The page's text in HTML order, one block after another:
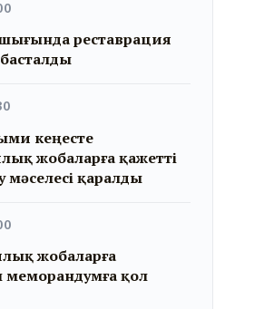
реставрация
кеңесте
жобаларға қажетті
мәселесі қаралды
жобаларға
қол